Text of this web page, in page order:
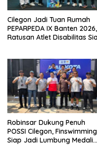
Cilegon Jadi Tuan Rumah
PEPARPEDA IX Banten 2026,
Ratusan Atlet Disabilitas
Robinsar Dukung Penuh
POSSI Cilegon, Finswimming
Siap Jadi Lumbung Medali